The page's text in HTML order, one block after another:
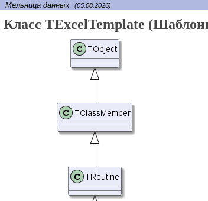
Мельница данных (05.08.2026)
Класс TExcelTemplate